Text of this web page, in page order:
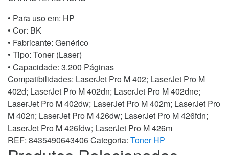
• Para uso em: HP
• Cor: BK
• Fabricante: Genérico
• Tipo: Toner (Laser)
• Capacidade: 3.200 Páginas
Compatibilidades: LaserJet Pro M 402; LaserJet Pro M
402d; LaserJet Pro M 402dn; LaserJet Pro M 402dne;
LaserJet Pro M 402dw; LaserJet Pro M 402m; LaserJet Pro
M 402n; LaserJet Pro M 426dw; LaserJet Pro M 426fdn;
LaserJet Pro M 426fdw; LaserJet Pro M 426m
REF: 8435490643406Categoria: Toner HP